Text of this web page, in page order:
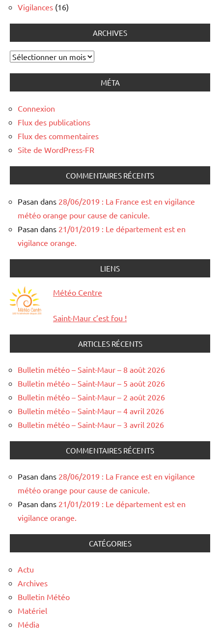
Vigilances (16)
ARCHIVES
Archives
MÉTA
Connexion
Flux des publications
Flux des commentaires
Site de WordPress-FR
COMMENTAIRES RÉCENTS
Pasan dans 28/06/2019 : La France est en vigilance
météo orange pour cause de canicule.
Pasan dans 21/01/2019 : Le département est en
vigilance orange.
LIENS
Météo Centre
Saint-Maur c’est fou !
ARTICLES RÉCENTS
Bulletin météo – Saint-Maur – 8 août 2026
Bulletin météo – Saint-Maur – 5 août 2026
Bulletin météo – Saint-Maur – 2 août 2026
Bulletin météo – Saint-Maur – 4 avril 2026
Bulletin météo – Saint-Maur – 3 avril 2026
COMMENTAIRES RÉCENTS
Pasan dans 28/06/2019 : La France est en vigilance
météo orange pour cause de canicule.
Pasan dans 21/01/2019 : Le département est en
vigilance orange.
CATÉGORIES
Actu
Archives
Bulletin Météo
Matériel
Média